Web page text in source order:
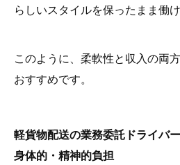
らしいスタイルを保ったまま働け
このように、柔軟性と収入の両
おすすめです。
軽貨物配送の業務委託ドライバ
身体的・精神的負担